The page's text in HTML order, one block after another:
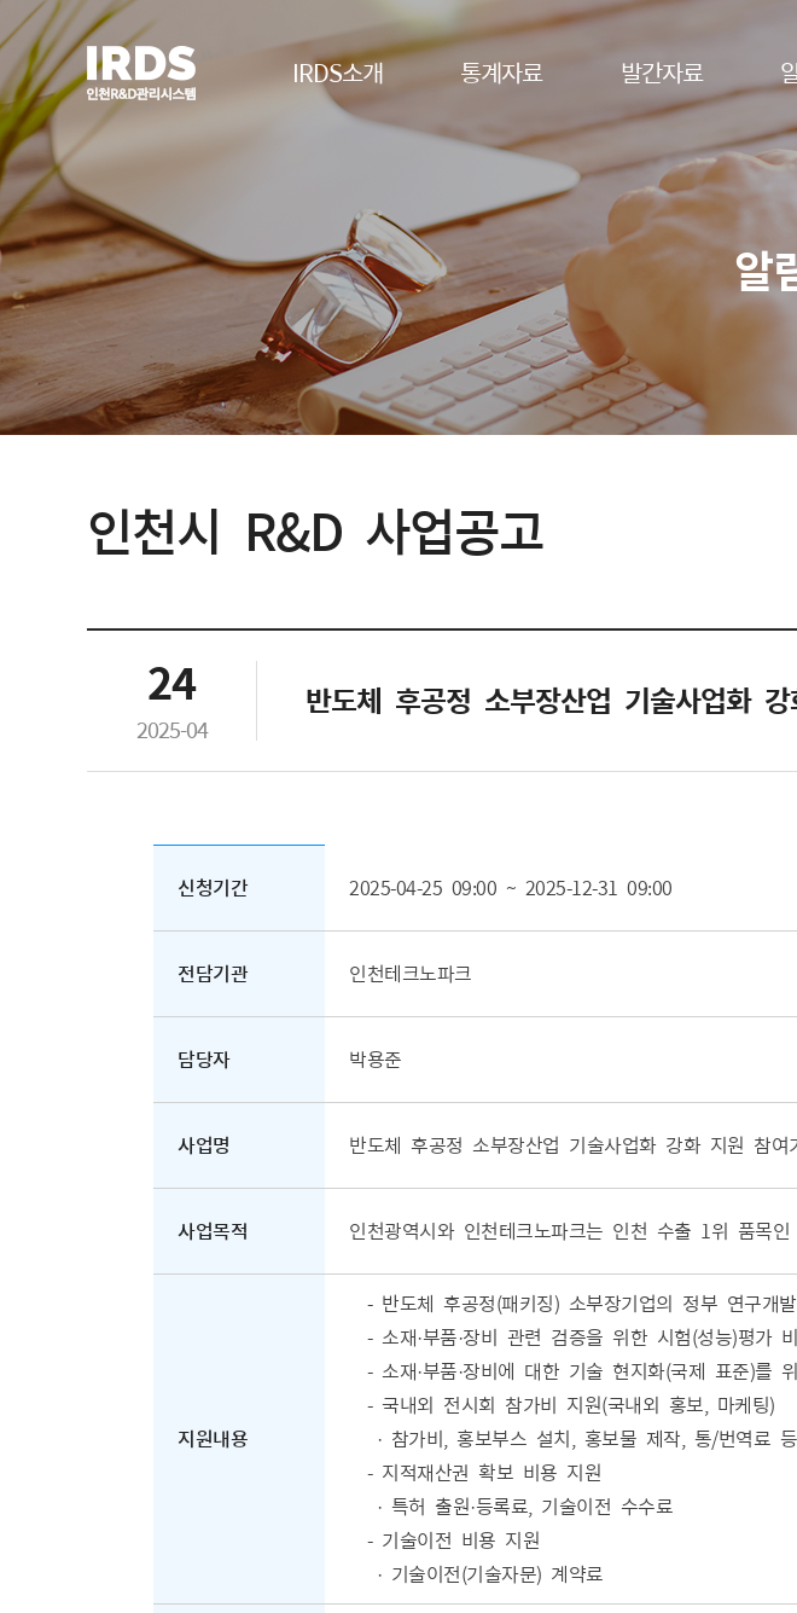
IRDS소개 통계자료 발간자료
알
인천시 R&D 사업공고
24
2025-04
반도체 후공정 소부장산업 기술사업화
신청기간 2025-04-25 09:00 ~ 2025-12-31 09:00
전담기관 인천테크노파크
담당자 박용준
사업명 반도체 후공정 소부장산업 기술사업화 강화 지원 참여
사업목적 인천광역시와 인천테크노파크는 인천 수출 1위 품목
지원내용
- 반도체 후공정(패키징) 소부장기업의 정부 연구개
- 소재·부품·장비 관련 검증을 위한 시험(성능)평가
- 소재·부품·장비에 대한 기술 현지화(국제 표준)를
- 국내외 전시회 참가비 지원(국내외 홍보, 마케팅)
· 참가비, 홍보부스 설치, 홍보물 제작, 통/번역료
- 지적재산권 확보 비용 지원
· 특허 출원·등록료, 기술이전 수수료
- 기술이전 비용 지원
· 기술이전(기술자문) 계약료